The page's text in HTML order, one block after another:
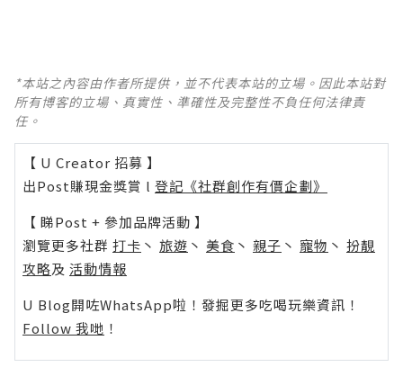
*本站之內容由作者所提供，並不代表本站的立場。因此本站對
所有博客的立場、真實性、準確性及完整性不負任何法律責
任。
【 U Creator 招募 】
出Post賺現金獎賞 l 登記《社群創作有價企劃》
【 睇Post + 參加品牌活動 】
瀏覽更多社群 打卡 丶 旅遊 丶 美食 丶 親子 丶 寵物 丶 扮靚
攻略及 活動情報
U Blog開咗WhatsApp啦！發掘更多吃喝玩樂資訊！
Follow 我哋 ！